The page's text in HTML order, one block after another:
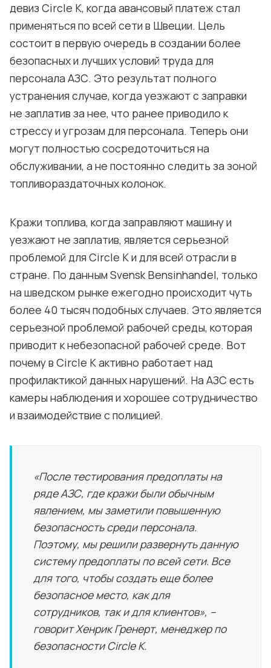
девиз Circle K, когда авансовый платеж стал
применяться по всей сети в Швеции. Цель
состоит в первую очередь в создании более
безопасных и лучших условий труда для
персонала АЗС. Это результат полного
устранения случае, когда уезжают с заправки
не заплатив за нее, что ранее приводило к
стрессу и угрозам для персонала. Теперь они
могут полностью сосредоточиться на
обслуживании, а не постоянно следить за зоной
топливораздаточных колонок.
Кражи топлива, когда заправляют машину и
уезжают не заплатив, является серьезной
проблемой для Circle K и для всей отрасли в
стране. По данным Svensk Bensinhandel, только
на шведском рынке ежегодно происходит чуть
более 40 тысяч подобных случаев. Это является
серьезной проблемой рабочей среды, которая
приводит к небезопасной рабочей среде. Вот
почему в Circle K активно работает над
профилактикой данных нарушений. На АЗС есть
камеры наблюдения и хорошее сотрудничество
и взаимодействие с полицией.
«После тестирования предоплаты на
ряде АЗС, где кражи были обычным
явлением, мы заметили повышенную
безопасность среди персонала.
Поэтому, мы решили развернуть данную
систему предоплаты по всей сети. Все
для того, чтобы создать еще более
безопасное место, как для
сотрудников, так и для клиентов», –
говорит Хенрик Гренерт, менеджер по
безопасности Circle K.